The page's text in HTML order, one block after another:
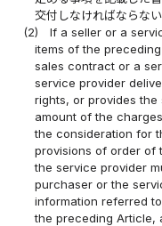
交付しなければならない
(2)
If a seller or a
items of the
sales contract or a
service provider
rights, or provides
amount of the
the consideration for
provisions of order of
the service provider
purchaser or the
information referred
the preceding Article,